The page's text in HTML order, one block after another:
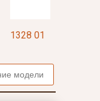
1328 01